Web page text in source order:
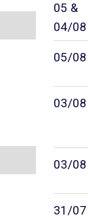
05 &
04/08
05/08
03/08
03/08
31/07